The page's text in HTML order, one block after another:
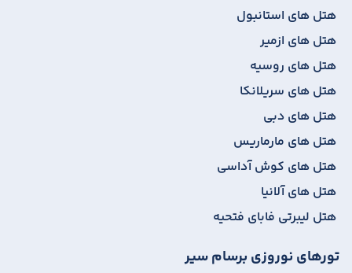
هتل های استانبول
هتل های ازمیر
هتل های روسیه
هتل های سریلانکا
هتل های دبی
هتل های مارماریس
هتل های کوش آداسی
هتل های آلانیا
هتل لیبرتی فابای فتحیه
تورهای نوروزی برسام سیر